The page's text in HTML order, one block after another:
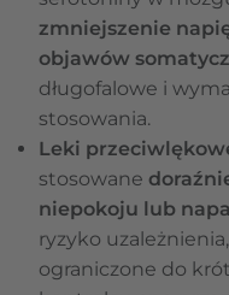
zmniejszenie
objawów
długofalowe i
stosowania.
Leki
stosowane
niepokoju lub
ryzyko
ograniczone do